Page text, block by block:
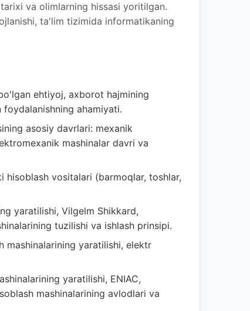
va olimlarning hissasi yoritilgan.
ta'lim tizimida informatikaning
ehtiyoj, axborot hajmining
ahamiyati.
asosiy davrlari: mexanik
mashinalar davri va
hisoblash vositalari (barmoqlar, toshlar,
yaratilishi, Vilgelm Shikkard,
tuzilishi va ishlash prinsipi.
mashinalarining yaratilishi, elektr
yaratilishi, ENIAC,
mashinalarining avlodlari va